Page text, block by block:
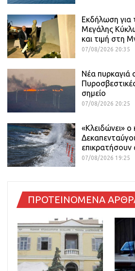
Εκδήλωση για
Μεγάλης
και τιμή στη
07/08/2026 20:35
Νέα πυρκαγιά
σημείο
07/08/2026 20:25
«Κλειδώνει» ο
07/08/2026 19:25
ΠΡΟΤΕΙΝΟΜΕΝΑ